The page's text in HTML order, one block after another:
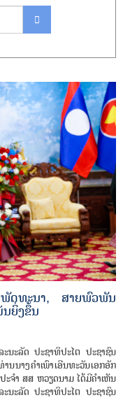
ທະນາ, ສາຍພົວພັນ
ຍິ່ງຂຶ້ນ
ະນະລັດ ປະຊາທິປະໄຕ ປະຊາຊົນ
ນ ນາງ ຄຳ​ເພົາ ເອີນ​ທະ​ວັນ ເອກ​ອັກ​
ຈຳ ສ​ສ ຫວຽດ​ນາມ ໄດ້​ມີ​ຄຳ​ເຫັນ​
ະນະລັດ ປະຊາທິປະໄຕ ປະຊາຊົນ